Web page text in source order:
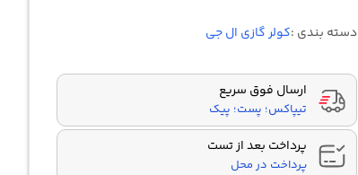
دسته بندی :کولر گازی ال جی
ارسال فوق سریع
تیپاکس؛ پست؛ پیک
پرداخت بعد از تست
پرداخت در محل